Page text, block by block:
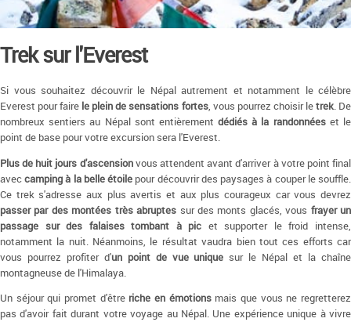
Trek sur l'Everest
Si vous souhaitez découvrir le Népal autrement et notamment le célèbre
Everest pour faire le plein de sensations fortes, vous pourrez choisir letrek. De
nombreux sentiers au Népal sont entièrementdédiés à la randonnéeset le
point de base pour votre excursion sera l'Everest.
Plus de huit jours d'ascensionvous attendent avant d'arriver à votre point final
aveccamping à la belle étoile pour découvrir des paysages à couper le souffle.
Ce trek s'adresse aux plus avertis et aux plus courageux car vous devrez
passer par des montées très abruptes sur des monts glacés, vous frayer un
passage sur des falaises tombant à pic et supporter le froid intense,
notamment la nuit. Néanmoins, le résultat vaudra bien tout ces efforts car
vous pourrez profiter d'un point de vue unique sur le Népal et la chaîne
montagneuse de l'Himalaya.
Un séjour qui promet d'être riche en émotionsmais que vous ne regretterez
pas d'avoir fait durant votre voyage au Népal. Une expérience unique à vivre